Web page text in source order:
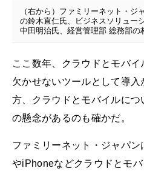
（右から）ファミリーネット・
の鈴木直仁氏、ビジネスソリュー
中田明治氏、経営管理部 総務部の
ここ数年、クラウドとモバ
欠かせないツールとして導
方、クラウドとモバイルに
の懸念があるのも確かだ。
ファミリーネット・ジャパ
やiPhoneなどクラウドとモ